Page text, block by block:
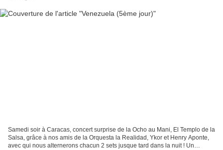
Samedi soir à Caracas, concert surprise de la Ocho au Mani, El Templo de la
Salsa, grâce à nos amis de la Orquesta la Realidad, Ykor et Henry Aponte,
avec qui nous alternerons chacun 2 sets jusque tard dans la nuit ! Un